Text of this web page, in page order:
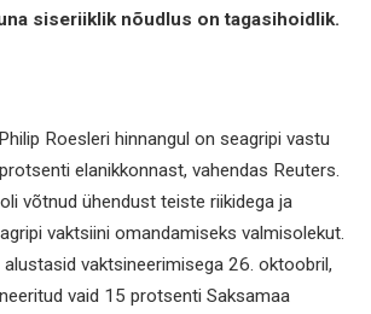
siseriiklik nõudlus on tagasihoidlik.
Roesleri hinnangul on seagripi vastu
elanikkonnast, vahendas Reuters.
võtnud ühendust teiste riikidega ja
vaktsiini omandamiseks valmisolekut.
vaktsineerimisega 26. oktoobril,
vaid 15 protsenti Saksamaa